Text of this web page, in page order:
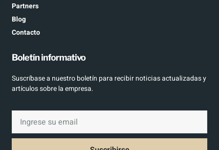
Partners
Blog
Contacto
Boletín informativo
Suscríbase a nuestro boletín para recibir noticias actualizadas y
artículos sobre la empresa.